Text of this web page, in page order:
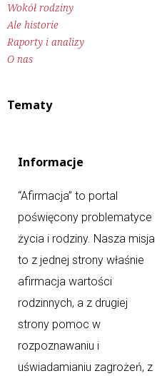
Wokół rodziny
Ale historie
Raporty i analizy
O nas
Tematy
Informacje
“Afirmacja” to portal
poświęcony problematyce
życia i rodziny. Nasza misja
to z jednej strony właśnie
afirmacja wartości
rodzinnych, a z drugiej
strony pomoc w
rozpoznawaniu i
uświadamianiu zagrożeń, z